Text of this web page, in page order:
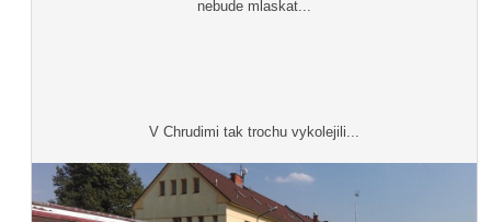
nebude mlaskat...
V Chrudimi tak trochu vykolejili...